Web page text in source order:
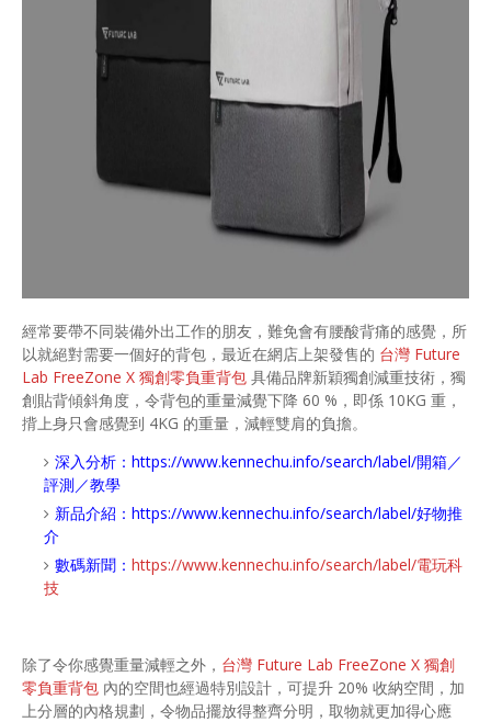
經常要帶不同裝備外出工作的朋友，難免會有腰酸背痛的感覺，所
以就絕對需要一個好的背包，最近在網店上架發售的 台灣 Future
Lab FreeZone X 獨創零負重背包 具備品牌新穎獨創減重技術，獨
創貼背傾斜角度，令背包的重量減覺下降 60 %，即係 10KG 重，
揹上身只會感覺到 4KG 的重量，減輕雙肩的負擔。
深入分析： https://www.kennechu.info/search/label/開箱／
評測／教學
新品介紹： https://www.kennechu.info/search/label/好物推
介
數碼新聞： https://www.kennechu.info/search/label/電玩科
技
除了令你感覺重量減輕之外， 台灣 Future Lab FreeZone X 獨創
零負重背包 內的空間也經過特別設計，可提升 20% 收納空間，加
上分層的內格規劃，令物品擺放得整齊分明，取物就更加得心應